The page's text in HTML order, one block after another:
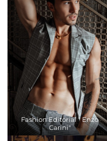
Fashion Editorial " Enzo
Carini"